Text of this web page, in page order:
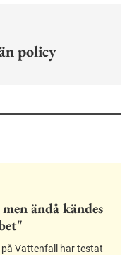
policy
ändå kändes
på Vattenfall har testat